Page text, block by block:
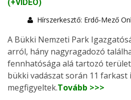
(+VIDEÓ)
Hírszerkesztő: Erdő-Mező
A Bükki Nemzeti Park
arról, hány nagyragadozó
fennhatósága alá tartozó
bükki vadászat során 11 farkast
megfigyeltek.Tovább >>>